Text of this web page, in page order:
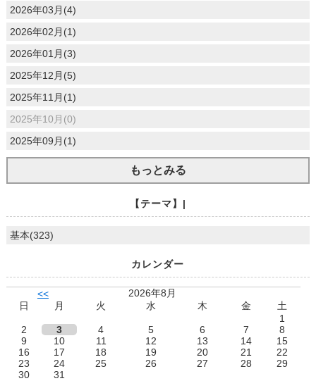
2026年03月(4)
2026年02月(1)
2026年01月(3)
2025年12月(5)
2025年11月(1)
2025年10月(0)
2025年09月(1)
もっとみる
【テーマ】|
基本(323)
カレンダー
<<
2026年8月
日
月 火 水 木 金
土
1
2
3 4 5 6 7
8
9
10 11 12 13 14
15
16
17 18 19 20 21
22
23
24 25 26 27 28
29
30
31